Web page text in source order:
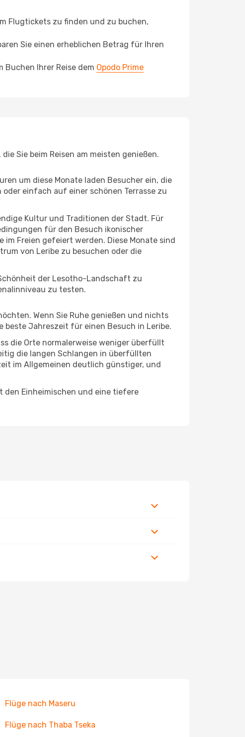
Flugtickets zu finden und zu buchen,
Sie einen erheblichen Betrag für Ihren
Buchen Ihrer Reise dem Opodo Prime
Sie beim Reisen am meisten genießen.
um diese Monate laden Besucher ein, die
einfach auf einer schönen Terrasse zu
Kultur und Traditionen der Stadt. Für
für den Besuch ikonischer
Freien gefeiert werden. Diese Monate sind
von Leribe zu besuchen oder die
der Lesotho-Landschaft zu
zu testen.
Wenn Sie Ruhe genießen und nichts
Jahreszeit für einen Besuch in Leribe.
die Orte normalerweise weniger überfüllt
die langen Schlangen in überfüllten
im Allgemeinen deutlich günstiger, und
den Einheimischen und eine tiefere
Flüge nach Maseru
Flüge nach Thaba Tseka